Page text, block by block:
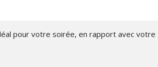
pour votre soirée, en rapport avec votre